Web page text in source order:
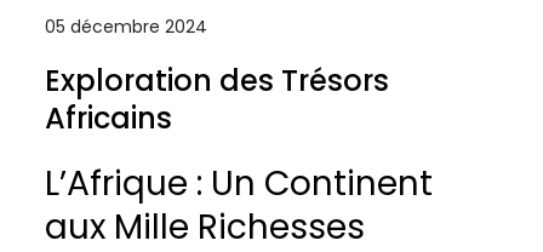
05 décembre 2024
Exploration des Trésors
Africains
L’Afrique : Un Continent
aux Mille Richesses